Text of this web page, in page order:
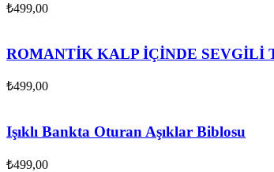
₺499,00
ROMANTİK KALP İÇİNDE
₺499,00
Işıklı Bankta Oturan Aşıklar Biblosu
₺499,00